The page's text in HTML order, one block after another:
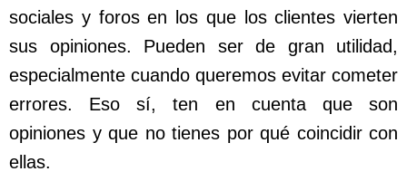
sociales y foros en los que los clientes vierten
sus opiniones. Pueden ser de gran utilidad,
especialmente cuando queremos evitar cometer
errores. Eso sí, ten en cuenta que son
opiniones y que no tienes por qué coincidir con
ellas.